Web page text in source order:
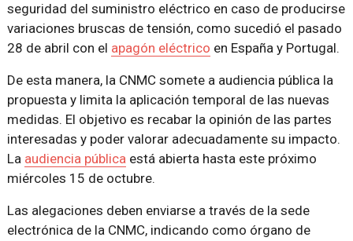
seguridad del suministro eléctrico en caso de producirse
variaciones bruscas de tensión, como sucedió el pasado
28 de abril con el apagón eléctrico en España y Portugal.
De esta manera, la CNMC somete a audiencia pública la
propuesta y limita la aplicación temporal de las nuevas
medidas. El objetivo es recabar la opinión de las partes
interesadas y poder valorar adecuadamente su impacto.
La audiencia públicaestá abierta hasta este próximo
miércoles 15 de octubre.
Las alegaciones deben enviarse a través de la sede
electrónica de la CNMC, indicando como órgano de